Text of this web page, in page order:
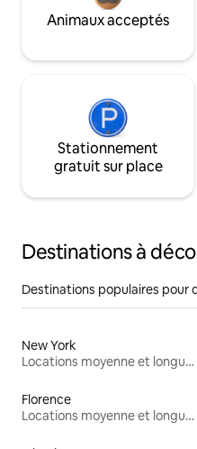
Animaux acceptés
Stationnement
gratuit sur place
Destinations à
Destinations populaires pour
New York
Locations moyenne et longue durée
Florence
Locations moyenne et longue durée